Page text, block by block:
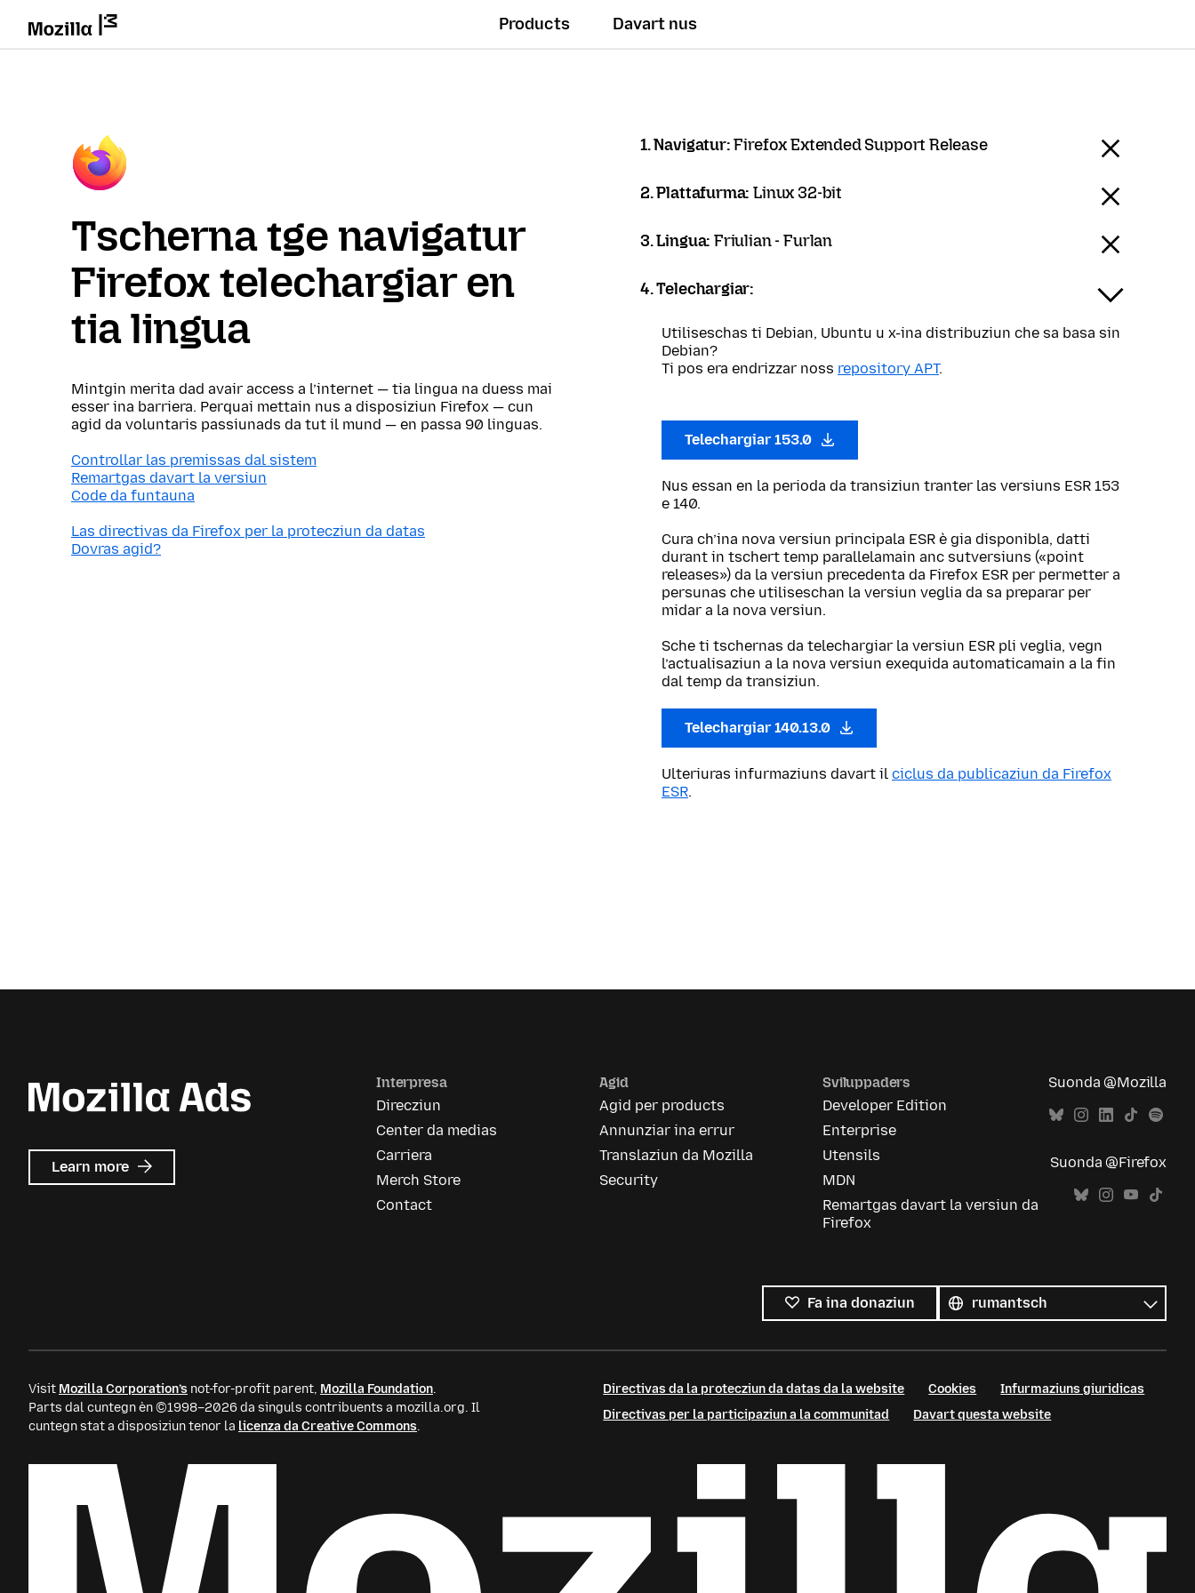
Products Davart nus
Tscherna tge navigatur
Firefox telechargiar en
tia lingua
Mintgin merita dad avair access a l’internet — tia lingua na duess mai
esser ina barriera. Perquai mettain nus a disposiziun Firefox — cun
agid da voluntaris passiunads da tut il mund — en passa 90 linguas.
Controllar las premissas dal sistem
Remartgas davart la versiun
Code da funtauna
Las directivas da Firefox per la protecziun da datas
Dovras agid?
1. Navigatur:Firefox Extended Support Release
2. Plattafurma:Linux 32-bit
3. Lingua:Friulian - Furlan
4. Telechargiar:
Utiliseschas ti Debian, Ubuntu u x-ina distribuziun che sa basa sin
Debian?
Ti pos era endrizzar noss repository APT.
Telechargiar 153.0
Nus essan en la perioda da transiziun tranter las versiuns ESR 153
e 140.
Cura ch’ina nova versiun principala ESR è gia disponibla, datti
durant in tschert temp parallelamain anc sutversiuns («point
releases») da la versiun precedenta da Firefox ESR per permetter a
persunas che utiliseschan la versiun veglia da sa preparar per
midar a la nova versiun.
Sche ti tschernas da telechargiar la versiun ESR pli veglia, vegn
l’actualisaziun a la nova versiun exequida automaticamain a la fin
dal temp da transiziun.
Telechargiar 140.13.0
Ulteriuras infurmaziuns davart il ciclus da publicaziun da Firefox
ESR.
Learn more about
Mozilla
Interpresa
Direcziun
Center da medias
Carriera
Merch Store
Contact
Agid
Agid per products
Annunziar ina errur
Translaziun da Mozilla
Security
Sviluppaders
Developer Edition
Enterprise
Utensils
MDN
Remartgas davart la versiun da
Firefox
Suonda @Mozilla
Suonda @Firefox
Fa ina donaziun
las
linguas
Lingua
Visit Mozilla Corporation’s not-for-profit parent, Mozilla Foundation.
Parts dal cuntegn èn ©1998–2026 da singuls contribuents a mozilla.org. Il
cuntegn stat a disposiziun tenor la licenza da Creative Commons.
Directivas da la protecziun da datas da la website Cookies
Infurmaziuns giuridicas
Directivas per la participaziun a la communitad
Davart questa website